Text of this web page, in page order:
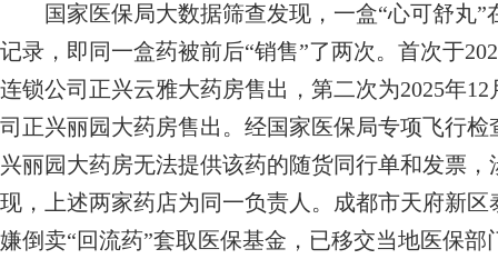
国家医保局大数据筛查发现，一盒“心可舒丸”
记录，即同一盒药被前后“销售”了两次。首次于
连锁公司正兴云雅大药房售出，第二次为2025年
司正兴丽园大药房售出。经国家医保局专项飞行
兴丽园大药房无法提供该药的随货同行单和发票
现，上述两家药店为同一负责人。成都市天府新
嫌倒卖“回流药”套取医保基金，已移交当地医保